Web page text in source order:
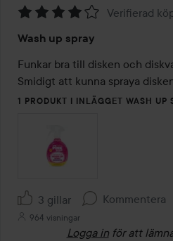
4
av
5
Verifierad
Wash up spray
Funkar bra till disken och
Smidigt att kunna spraya
1 PRODUKT I INLÄGGET WASH UP
3 gillar Kommentera
964 visningar
Logga in för att